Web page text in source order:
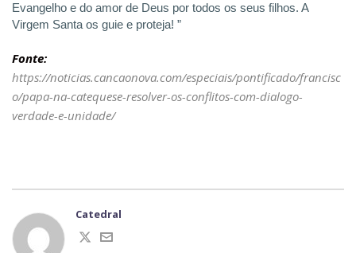
Evangelho e do amor de Deus por todos os seus filhos. A
Virgem Santa os guie e proteja! ”
Fonte:
https://noticias.cancaonova.com/especiais/pontificado/francisc
o/papa-na-catequese-resolver-os-conflitos-com-dialogo-
verdade-e-unidade/
Catedral